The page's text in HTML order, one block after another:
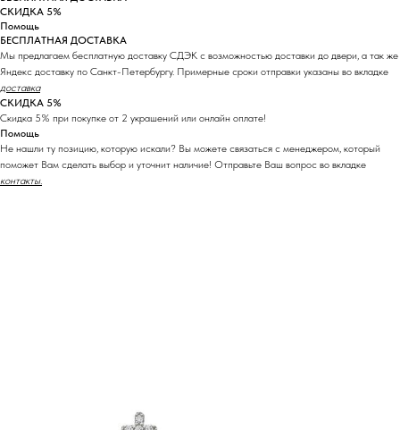
СКИДКА 5%
Помощь
БЕСПЛАТНАЯ ДОСТАВКА
Мы предлагаем бесплатную доставку СДЭК с возможностью доставки до двери, а так же
Яндекс доставку по Санкт-Петербургу. Примерные сроки отправки указаны во вкладке
доставка
СКИДКА 5%
Скидка 5% при покупке от 2 украшений или онлайн оплате!
Помощь
Не нашли ту позицию, которую искали? Вы можете связаться с менеджером, который
поможет Вам сделать выбор и уточнит наличие! Отправьте Ваш вопрос во вкладке
контакты.